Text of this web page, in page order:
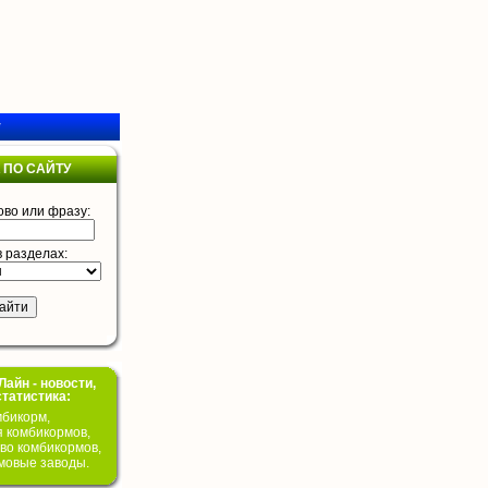
САЙТУ
или фразу:
разделах:
- новости,
комбикормов,
комбикормов,
заводы.